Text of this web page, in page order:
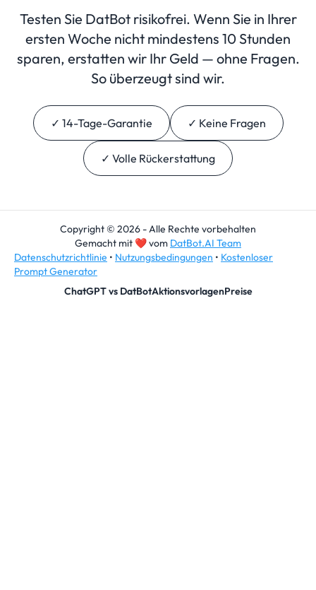
Testen Sie DatBot risikofrei. Wenn Sie in Ihrer
ersten Woche nicht mindestens 10 Stunden
sparen, erstatten wir Ihr Geld — ohne Fragen.
So überzeugt sind wir.
✓ 14-Tage-Garantie ✓ Keine Fragen
✓ Volle Rückerstattung
Copyright © 2026 - Alle Rechte vorbehalten
Gemacht mit ❤vom DatBot.AI Team
Datenschutzrichtlinie • Nutzungsbedingungen • Kostenloser
Prompt Generator
ChatGPT vs DatBotAktionsvorlagenPreise